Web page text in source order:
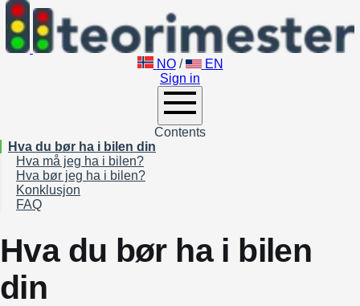
NO /
EN
Sign in
Contents
Hva du bør ha i bilen din
Hva må jeg ha i bilen?
Refleksvest
Varseltrekant
Førerkort
Hva bør jeg ha i bilen?
Parkeringsskive
Isskrape
Andre ting som du også burde ha med
Om vinteren
Konklusjon
FAQ
Hva du bør ha i bilen
din